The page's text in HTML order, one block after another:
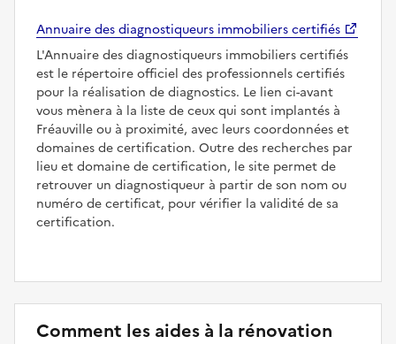
Annuaire des diagnostiqueurs immobiliers certifiés
L'Annuaire des diagnostiqueurs immobiliers certifiés
est le répertoire officiel des professionnels certifiés
pour la réalisation de diagnostics. Le lien ci-avant
vous mènera à la liste de ceux qui sont implantés à
Fréauville ou à proximité, avec leurs coordonnées et
domaines de certification. Outre des recherches par
lieu et domaine de certification, le site permet de
retrouver un diagnostiqueur à partir de son nom ou
numéro de certificat, pour vérifier la validité de sa
certification.
Comment les aides à la rénovation